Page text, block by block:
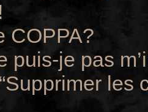
COPPA?
puis-je pas
les